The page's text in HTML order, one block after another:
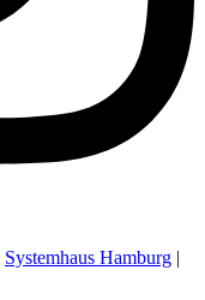
Systemhaus Hamburg |